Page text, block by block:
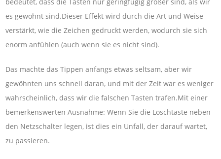
es gewohnt sind.Dieser Effekt wird durch die Art und Weise
verstärkt, wie die Zeichen gedruckt werden, wodurch sie sich
enorm anfühlen (auch wenn sie es nicht sind).
Das machte das Tippen anfangs etwas seltsam, aber wir
gewöhnten uns schnell daran, und mit der Zeit war es weniger
wahrscheinlich, dass wir die falschen Tasten trafen.Mit einer
bemerkenswerten Ausnahme: Wenn Sie die Löschtaste neben
den Netzschalter legen, ist dies ein Unfall, der darauf wartet,
zu passieren.